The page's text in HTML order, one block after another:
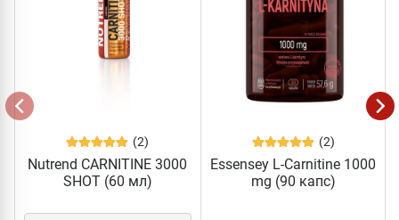
(2)
Nutrend CARNITINE 3000
SHOT (60 мл)
(2)
Essensey L-Carnitine 1000
mg (90 капс)